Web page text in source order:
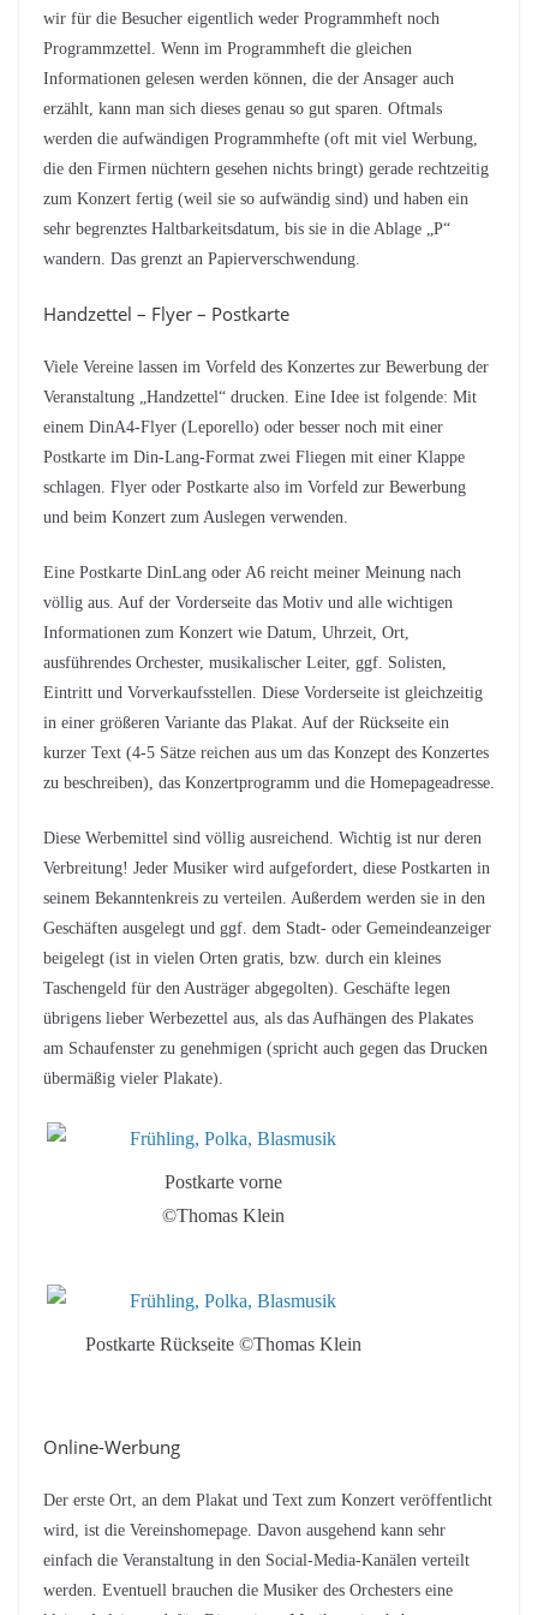
wir für die Besucher eigentlich weder Programmheft noch
Programmzettel. Wenn im Programmheft die gleichen
Informationen gelesen werden können, die der Ansager auch
erzählt, kann man sich dieses genau so gut sparen. Oftmals
werden die aufwändigen Programmhefte (oft mit viel Werbung,
die den Firmen nüchtern gesehen nichts bringt) gerade rechtzeitig
zum Konzert fertig (weil sie so aufwändig sind) und haben ein
sehr begrenztes Haltbarkeitsdatum, bis sie in die Ablage „P“
wandern. Das grenzt an Papierverschwendung.
Handzettel – Flyer – Postkarte
Viele Vereine lassen im Vorfeld des Konzertes zur Bewerbung der
Veranstaltung „Handzettel“ drucken. Eine Idee ist folgende: Mit
einem DinA4-Flyer (Leporello) oder besser noch mit einer
Postkarte im Din-Lang-Format zwei Fliegen mit einer Klappe
schlagen. Flyer oder Postkarte also im Vorfeld zur Bewerbung
und beim Konzert zum Auslegen verwenden.
Eine Postkarte DinLang oder A6 reicht meiner Meinung nach
völlig aus. Auf der Vorderseite das Motiv und alle wichtigen
Informationen zum Konzert wie Datum, Uhrzeit, Ort,
ausführendes Orchester, musikalischer Leiter, ggf. Solisten,
Eintritt und Vorverkaufsstellen. Diese Vorderseite ist gleichzeitig
in einer größeren Variante das Plakat. Auf der Rückseite ein
kurzer Text (4-5 Sätze reichen aus um das Konzept des Konzertes
zu beschreiben), das Konzertprogramm und die Homepageadresse.
Diese Werbemittel sind völlig ausreichend. Wichtig ist nur deren
Verbreitung! Jeder Musiker wird aufgefordert, diese Postkarten in
seinem Bekanntenkreis zu verteilen. Außerdem werden sie in den
Geschäften ausgelegt und ggf. dem Stadt- oder Gemeindeanzeiger
beigelegt (ist in vielen Orten gratis, bzw. durch ein kleines
Taschengeld für den Austräger abgegolten). Geschäfte legen
übrigens lieber Werbezettel aus, als das Aufhängen des Plakates
am Schaufenster zu genehmigen (spricht auch gegen das Drucken
übermäßig vieler Plakate).
Postkarte vorne
©Thomas Klein
Postkarte Rückseite ©Thomas Klein
Online-Werbung
Der erste Ort, an dem Plakat und Text zum Konzert veröffentlicht
wird, ist die Vereinshomepage. Davon ausgehend kann sehr
einfach die Veranstaltung in den Social-Media-Kanälen verteilt
werden. Eventuell brauchen die Musiker des Orchesters eine